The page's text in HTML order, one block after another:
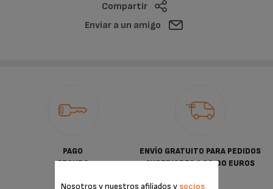
Compartir
Enviar a un amigo
PAGO
SEGURO
ENVÍO GRATUITO PARA PEDIDOS
SUPERIORES A 30.00 EUROS
Nosotros y nuestros afiliados y socios